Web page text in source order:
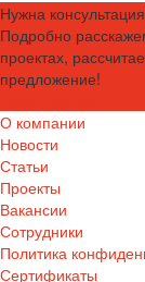
Нужна
Подробно
проектах,
предложение!
О компании
Новости
Статьи
Проекты
Вакансии
Сотрудники
Политика
Сертификаты